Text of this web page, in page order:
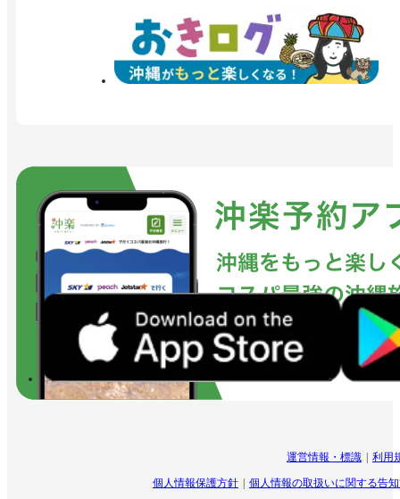
運営情報・標識 利用
個人情報保護方針 個人情報の取扱いに関する告